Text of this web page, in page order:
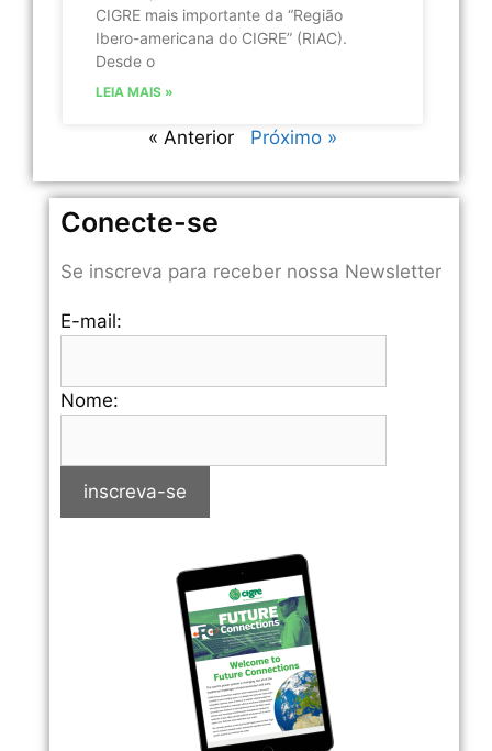
CIGRE mais importante da “Região
Ibero-americana do CIGRE” (RIAC).
Desde o
LEIA MAIS »
« Anterior Próximo »
Conecte-se
Se inscreva para receber nossa Newsletter
E-mail:
Nome: